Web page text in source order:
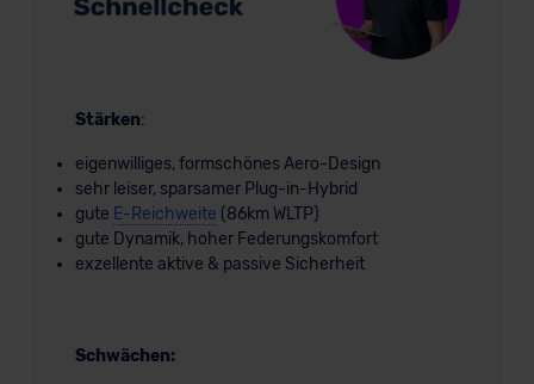
Stärken:
eigenwilliges, formschönes Aero-Design
sehr leiser, sparsamer Plug-in-Hybrid
gute E-Reichweite (86km WLTP)
gute Dynamik, hoher Federungskomfort
exzellente aktive & passive Sicherheit
Schwächen: